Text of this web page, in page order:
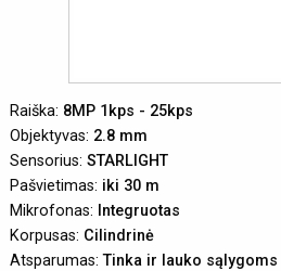
Raiška: 8MP 1kps - 25kps
Objektyvas: 2.8 mm
Sensorius: STARLIGHT
Pašvietimas: iki 30 m
Mikrofonas: Integruotas
Korpusas: Cilindrinė
Atsparumas:Tinka ir lauko sąlygoms